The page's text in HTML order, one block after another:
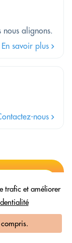
trafic et améliorer
alignons.
En savoir plus
nous